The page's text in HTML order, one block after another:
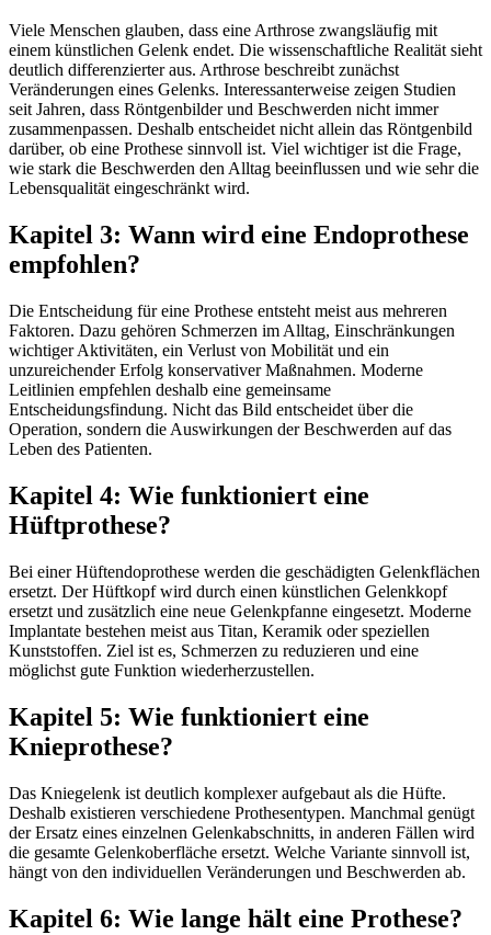
Viele Menschen glauben, dass eine Arthrose zwangsläufig mit
einem künstlichen Gelenk endet. Die wissenschaftliche Realität sieht
deutlich differenzierter aus. Arthrose beschreibt zunächst
Veränderungen eines Gelenks. Interessanterweise zeigen Studien
seit Jahren, dass Röntgenbilder und Beschwerden nicht immer
zusammenpassen. Deshalb entscheidet nicht allein das Röntgenbild
darüber, ob eine Prothese sinnvoll ist. Viel wichtiger ist die Frage,
wie stark die Beschwerden den Alltag beeinflussen und wie sehr die
Lebensqualität eingeschränkt wird.
Kapitel 3: Wann wird eine Endoprothese
empfohlen?
Die Entscheidung für eine Prothese entsteht meist aus mehreren
Faktoren. Dazu gehören Schmerzen im Alltag, Einschränkungen
wichtiger Aktivitäten, ein Verlust von Mobilität und ein
unzureichender Erfolg konservativer Maßnahmen. Moderne
Leitlinien empfehlen deshalb eine gemeinsame
Entscheidungsfindung. Nicht das Bild entscheidet über die
Operation, sondern die Auswirkungen der Beschwerden auf das
Leben des Patienten.
Kapitel 4: Wie funktioniert eine
Hüftprothese?
Bei einer Hüftendoprothese werden die geschädigten Gelenkflächen
ersetzt. Der Hüftkopf wird durch einen künstlichen Gelenkkopf
ersetzt und zusätzlich eine neue Gelenkpfanne eingesetzt. Moderne
Implantate bestehen meist aus Titan, Keramik oder speziellen
Kunststoffen. Ziel ist es, Schmerzen zu reduzieren und eine
möglichst gute Funktion wiederherzustellen.
Kapitel 5: Wie funktioniert eine
Knieprothese?
Das Kniegelenk ist deutlich komplexer aufgebaut als die Hüfte.
Deshalb existieren verschiedene Prothesentypen. Manchmal genügt
der Ersatz eines einzelnen Gelenkabschnitts, in anderen Fällen wird
die gesamte Gelenkoberfläche ersetzt. Welche Variante sinnvoll ist,
hängt von den individuellen Veränderungen und Beschwerden ab.
Kapitel 6: Wie lange hält eine Prothese?